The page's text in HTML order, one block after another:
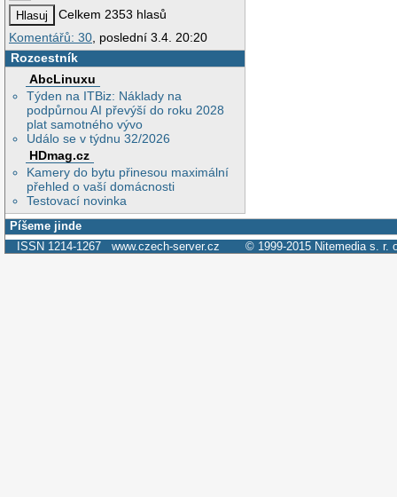
Celkem 2353 hlasů
Komentářů: 30 , poslední 3.4. 20:20
Rozcestník
AbcLinuxu
Týden na ITBiz: Náklady na
podpůrnou AI převýší do roku 2028
plat samotného vývo
Událo se v týdnu 32/2026
HDmag.cz
Kamery do bytu přinesou maximální
přehled o vaší domácnosti
Testovací novinka
Píšeme jinde
ISSN 1214-1267 www.czech-server.cz © 1999-2015 Nitemedia s. r.